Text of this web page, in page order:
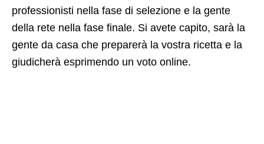
professionisti nella fase di selezione e la gente
della rete nella fase finale. Si avete capito, sarà la
gente da casa che preparerà la vostra ricetta e la
giudicherà esprimendo un voto online.